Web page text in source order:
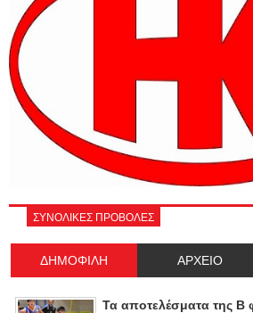
ΣΥΝΟΛΙΚΕΣ ΠΡΟΒΟΛΕΣ
ΔΗΜΟΦΙΛΗ ΑΡΧΕΙΟ
Τα αποτελέσματα της Β